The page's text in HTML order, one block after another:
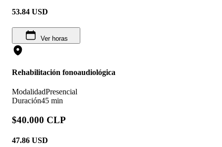
53.84 USD
Ver horas
Rehabilitación fonoaudiológica
ModalidadPresencial
Duración45 min
$40.000 CLP
47.86 USD